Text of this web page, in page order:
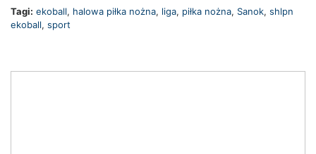
Tagi: ekoball, halowa piłka nożna, liga, piłka nożna, Sanok, shlpn
ekoball, sport